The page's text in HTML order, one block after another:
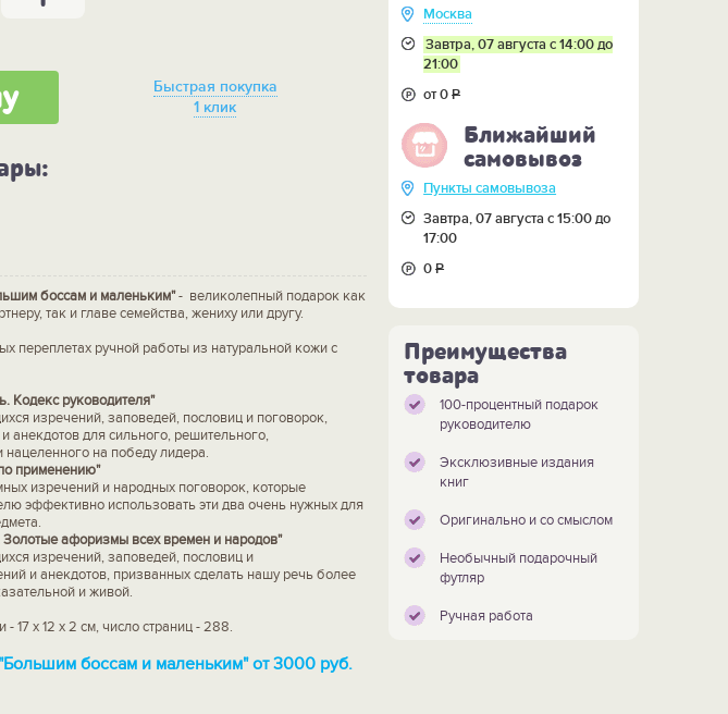
Быстрая покупка
1 клик
боссам и маленьким"- великолепный подарок как
так и главе семейства, жениху или другу.
переплетах ручной работы из натуральной кожи с
Кодекс руководителя"
изречений, заповедей, пословиц и поговорок,
анекдотов для сильного, решительного,
на победу лидера.
применению"
изречений и народных поговорок, которые
эффективно использовать эти два очень нужных для
Золотые афоризмы всех времен и народов"
изречений, заповедей, пословиц и
и анекдотов, призванных сделать нашу речь более
и живой.
17 х 12 х 2 см, число страниц - 288.
боссам и маленьким" от 3000 руб.
Москва
Завтра, 07 августа с 14:00 до
21:00
от 0Р
Ближайший
самовывоз
Пункты самовывоза
Завтра, 07 августа с 15:00 до
17:00
0Р
Преимущества
товара
100-процентный подарок
руководителю
Эксклюзивные издания
книг
Оригинально и со смыслом
Необычный подарочный
футляр
Ручная работа